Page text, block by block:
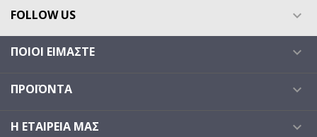
FOLLOW US 
ΠΟΙΟΙ ΕΊΜΑΣΤΕ 
ΠΡΟΪΌΝΤΑ 
Η ΕΤΑΙΡΕΊΑ ΜΑΣ 